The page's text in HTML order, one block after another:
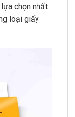
chọn nhất
loại giấy